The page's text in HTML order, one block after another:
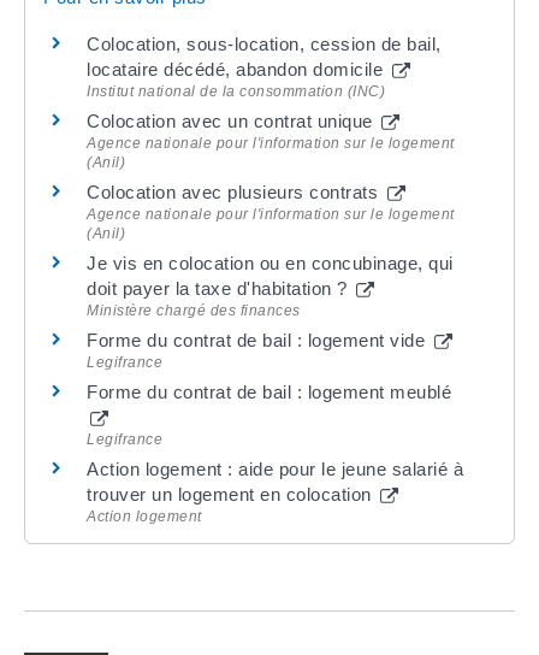
Colocation, sous-location, cession de bail,
locataire décédé, abandon domicile
Institut national de la consommation (INC)
Colocation avec un contrat unique
Agence nationale pour l'information sur le logement
(Anil)
Colocation avec plusieurs contrats
Agence nationale pour l'information sur le logement
(Anil)
Je vis en colocation ou en concubinage, qui
doit payer la taxe d'habitation ?
Ministère chargé des finances
Forme du contrat de bail : logement vide
Legifrance
Forme du contrat de bail : logement meublé
Legifrance
Action logement : aide pour le jeune salarié à
trouver un logement en colocation
Action logement